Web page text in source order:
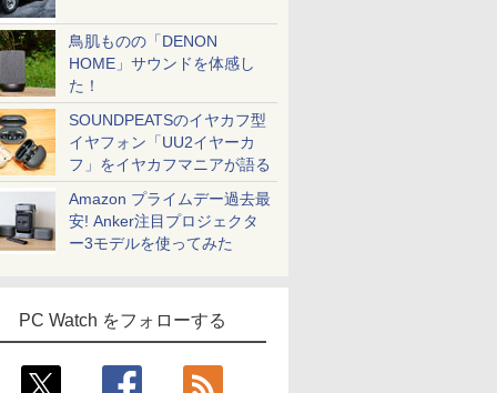
鳥肌ものの「DENON
HOME」サウンドを体感し
た！
SOUNDPEATSのイヤカフ型
イヤフォン「UU2イヤーカ
フ」をイヤカフマニアが語る
Amazon プライムデー過去最
安! Anker注目プロジェクタ
ー3モデルを使ってみた
PC Watch をフォローする